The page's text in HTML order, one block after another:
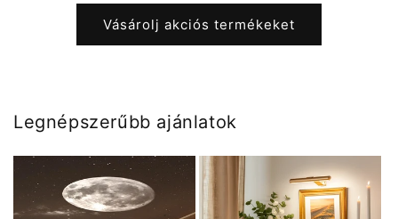
Vásárolj akciós termékeket
Legnépszerűbb ajánlatok